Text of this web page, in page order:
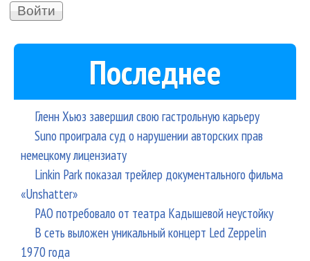
Последнее
Гленн Хьюз завершил свою гастрольную карьеру
Suno проиграла суд о нарушении авторских прав
немецкому лицензиату
Linkin Park показал трейлер документального фильма
«Unshatter»
РАО потребовало от театра Кадышевой неустойку
В сеть выложен уникальный концерт Led Zeppelin
1970 года